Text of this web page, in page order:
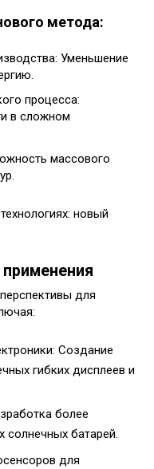
метода:
Уменьшение
процесса:
в сложном
массового
для
Создание
гибких дисплеев и
более
солнечных батарей.
для